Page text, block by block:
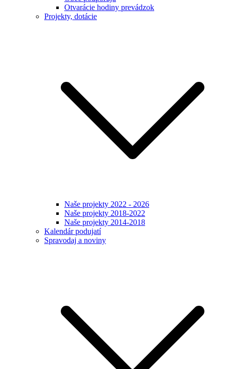
Otvarácie hodiny prevádzok
Projekty, dotácie
Naše projekty 2022 - 2026
Naše projekty 2018-2022
Naše projekty 2014-2018
Kalendár podujatí
Spravodaj a noviny